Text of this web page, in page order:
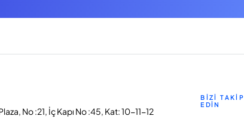
No :21, İç Kapı No :45, Kat: 10-11-12
BİZİ TAKİP
EDİN